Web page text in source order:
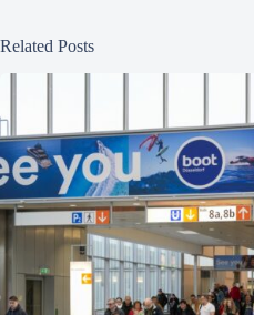
Related Posts